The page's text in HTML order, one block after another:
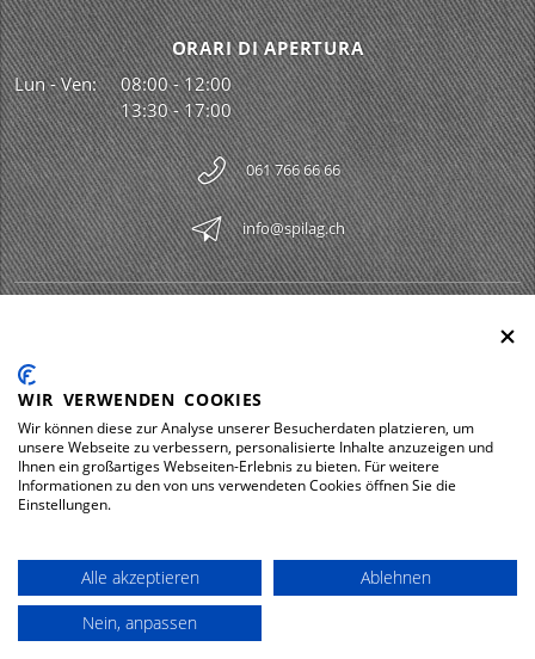
ORARI DI APERTURA
Lun - Ven:
08:00 - 12:00
13:30 - 17:00
061 766 66 66
info@spilag.ch
LEGAL
DOWNLOADS
© 2026 Spilag AG
WIR VERWENDEN COOKIES
Wir können diese zur Analyse unserer Besucherdaten platzieren, um
unsere Webseite zu verbessern, personalisierte Inhalte anzuzeigen und
Ihnen ein großartiges Webseiten-Erlebnis zu bieten. Für weitere
Informationen zu den von uns verwendeten Cookies öffnen Sie die
Einstellungen.
Alle akzeptieren
Ablehnen
Nein, anpassen